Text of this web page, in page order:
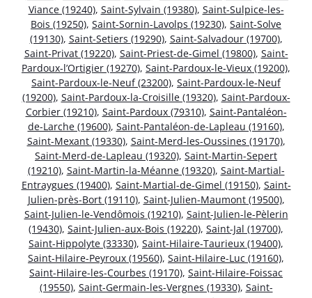
Viance (19240), Saint-Sylvain (19380), Saint-Sulpice-les-
Bois (19250), Saint-Sornin-Lavolps (19230), Saint-Solve
(19130), Saint-Setiers (19290), Saint-Salvadour (19700),
Saint-Privat (19220), Saint-Priest-de-Gimel (19800), Saint-
Pardoux-l’Ortigier (19270), Saint-Pardoux-le-Vieux (19200),
Saint-Pardoux-le-Neuf (23200), Saint-Pardoux-le-Neuf
(19200), Saint-Pardoux-la-Croisille (19320), Saint-Pardoux-
Corbier (19210), Saint-Pardoux (79310), Saint-Pantaléon-
de-Larche (19600), Saint-Pantaléon-de-Lapleau (19160),
Saint-Mexant (19330), Saint-Merd-les-Oussines (19170),
Saint-Merd-de-Lapleau (19320), Saint-Martin-Sepert
(19210), Saint-Martin-la-Méanne (19320), Saint-Martial-
Entraygues (19400), Saint-Martial-de-Gimel (19150), Saint-
Julien-près-Bort (19110), Saint-Julien-Maumont (19500),
Saint-Julien-le-Vendômois (19210), Saint-Julien-le-Pèlerin
(19430), Saint-Julien-aux-Bois (19220), Saint-Jal (19700),
Saint-Hippolyte (33330), Saint-Hilaire-Taurieux (19400),
Saint-Hilaire-Peyroux (19560), Saint-Hilaire-Luc (19160),
Saint-Hilaire-les-Courbes (19170), Saint-Hilaire-Foissac
(19550), Saint-Germain-les-Vergnes (19330), Saint-